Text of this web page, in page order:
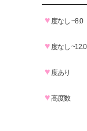
♥ 度なし ~8.0
♥ 度なし ~12.0
♥ 度あり
♥高度数